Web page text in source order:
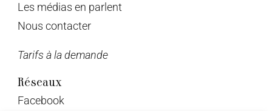
Les médias en parlent
Nous contacter
Tarifs à la demande
Réseaux
Facebook